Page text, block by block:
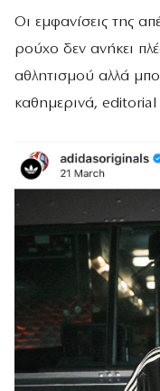
Οι εμφανίσεις της
ρούχο δεν ανήκει
αθλητισμού αλλά
καθημερινά,